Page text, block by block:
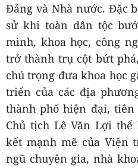
Đảng và Nhà nước. Đặc
sử khi toàn dân tộc
mình, khoa học, công
trở thành trụ cột bứt
chú trọng đưa khoa học
triển của các địa
thành phố hiện đại, tiên
Chủ tịch Lê Văn Lợi
kết mạnh mẽ của Viện
ngũ chuyên gia, nhà